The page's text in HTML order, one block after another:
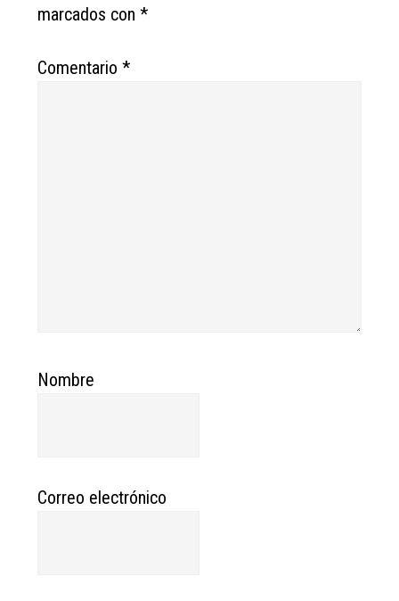
marcados con*
Comentario*
Nombre
Correo electrónico